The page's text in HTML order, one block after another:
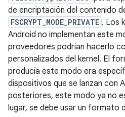
de encriptación del contenido
FSCRYPT_MODE_PRIVATE . Los
Android no implementan este
proveedores podrían hacerlo
personalizados del kernel. El
producía este modo era
dispositivos que se lanzan con
posteriores, este modo ya no
lugar, se debe usar un formato